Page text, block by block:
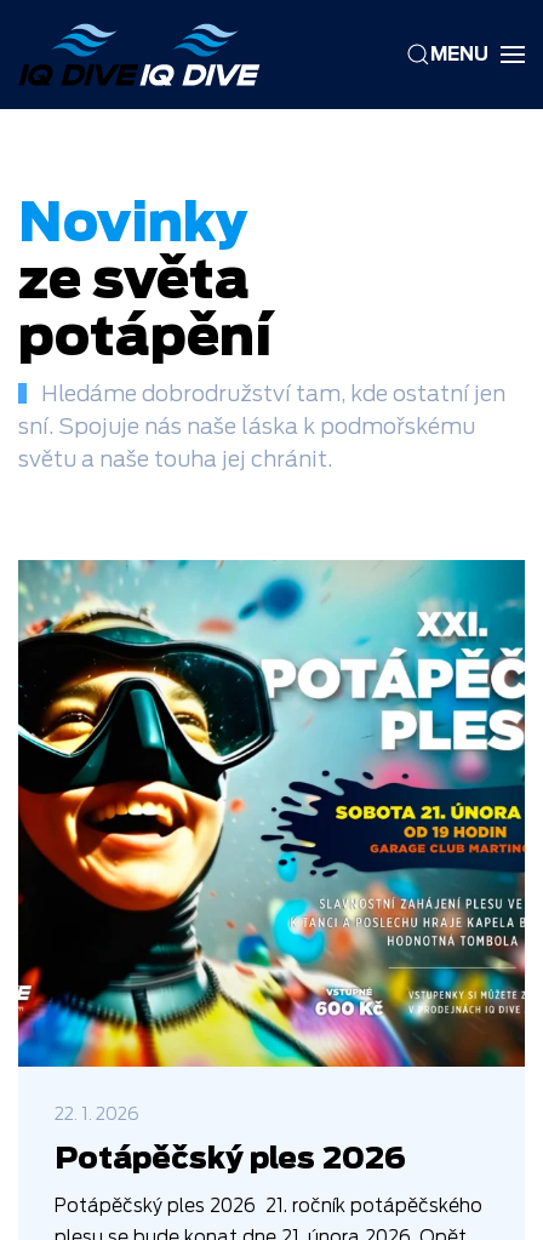
Skip to main content
MENU
Novinky
ze světa
potápění
Hledáme dobrodružství tam, kde ostatní jen
sní. Spojuje nás naše láska k podmořskému
světu a naše touha jej chránit.
22. 1. 2026
Potápěčský ples 2026
Potápěčský ples 2026 21. ročník potápěčského